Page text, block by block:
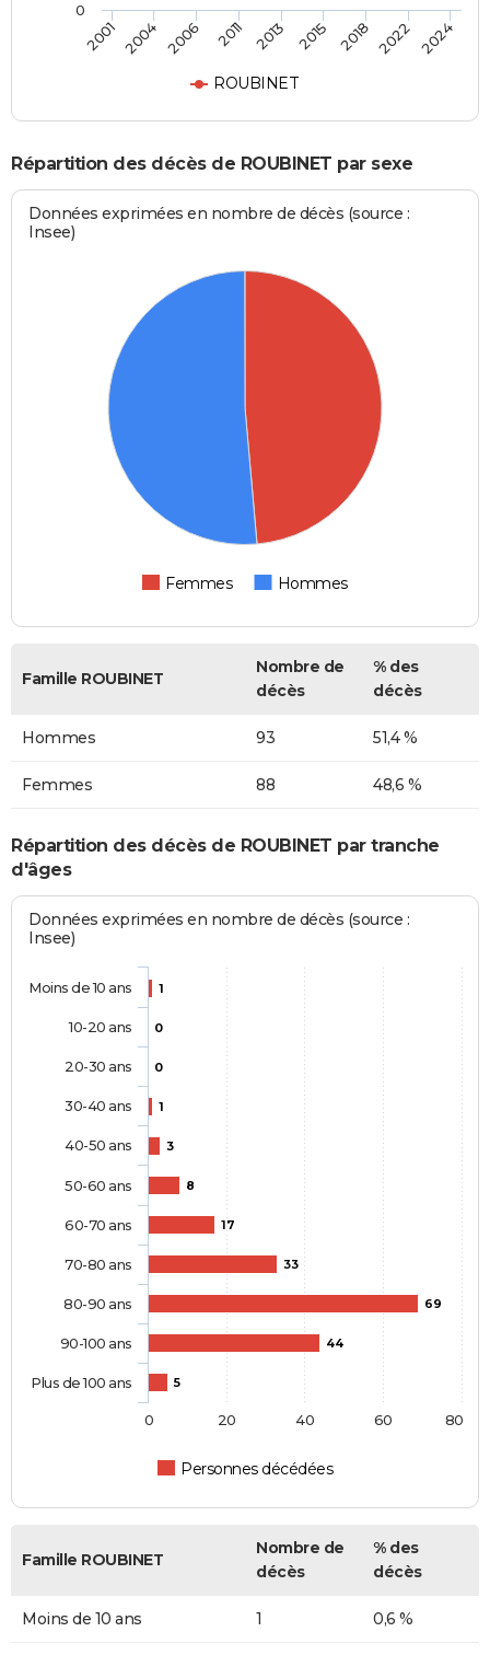
ROUBINET
2001 2004 2006 2011 2013 2015 2018 2022 2024
0
Répartition des décès de ROUBINET par sexe
Données exprimées en nombre de décès (source :
Insee)
Femmes Hommes
Famille ROUBINET
Nombre de
décès
% des
décès
Hommes 93 51,4 %
Femmes 88 48,6 %
Répartition des décès de ROUBINET par tranche
d'âges
Données exprimées en nombre de décès (source :
Insee)
1
0
0
1
3
8
17
33
69
44
5
Personnes décédées
Moins de 10 ans
10-20 ans
20-30 ans
30-40 ans
40-50 ans
50-60 ans
60-70 ans
70-80 ans
80-90 ans
90-100 ans
Plus de 100 ans
0 20 40 60 80
Famille ROUBINET
Nombre de
décès
% des
décès
Moins de 10 ans 1 0,6 %